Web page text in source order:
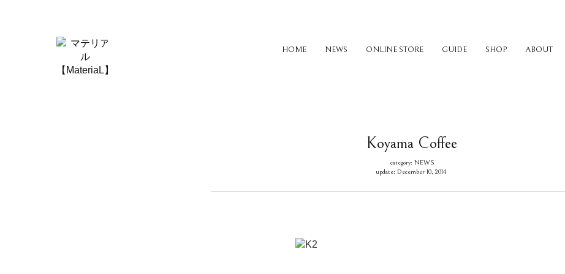
HOME NEWS ONLINE STORE GUIDE SHOP ABOUT
Koyama Coffee
category: NEWS
update: December 10, 2014